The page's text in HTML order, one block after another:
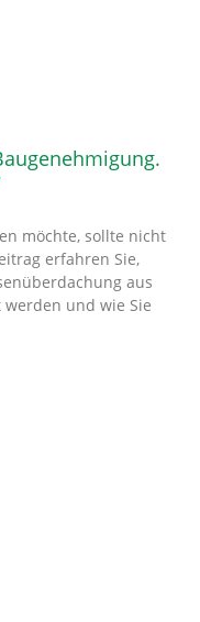
möchte, sollte nicht
erfahren Sie,
aus
und wie Sie